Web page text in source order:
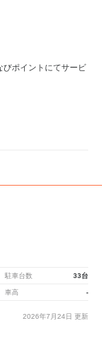
びポイントにてサービ
駐車台数 33台
車高 -
2026年7月24日 更新